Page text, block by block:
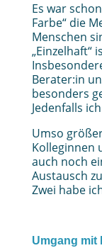
Es war
Farbe“ die
Menschen
„Einzelhaft“
Berater:in
besonders
Jedenfalls
Umso
Kolleginnen
auch noch
Austausch
Zwei habe
Umgang mit